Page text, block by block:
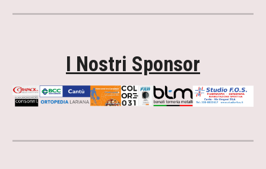
I Nostri Sponsor